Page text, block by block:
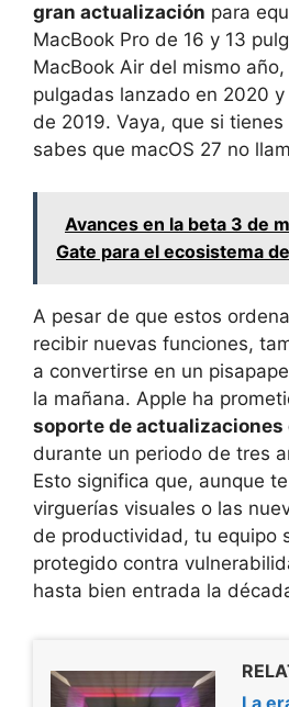
gran actualización para
MacBook Pro de 16 y 13
MacBook Air del mismo
pulgadas lanzado en 2020
de 2019. Vaya, que si
sabes que macOS 27 no
Avances en la beta 3 de
Gate para el ecosistema
A pesar de que estos
recibir nuevas funciones,
a convertirse en un
la mañana. Apple ha
soporte de actualizaciones
durante un periodo de tres
Esto significa que, aunque
virguerías visuales o las
de productividad, tu equipo
protegido contra
hasta bien entrada la
La